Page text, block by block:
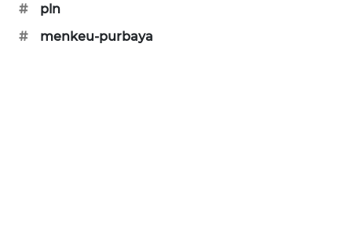
#
pln
#
menkeu-purbaya
PLN